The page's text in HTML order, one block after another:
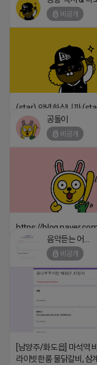
2026-04-18 17:18
비공개
(star) 안녕하십니까
2026-04-18 17:12
공돌이
비공개
https://
2026-04-18 17:12
비공개
[남양주/화도읍] 마석역
라이빗한룸 물닭갈비, 삼